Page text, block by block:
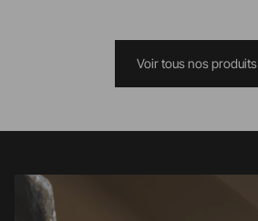
Voir tous nos produits